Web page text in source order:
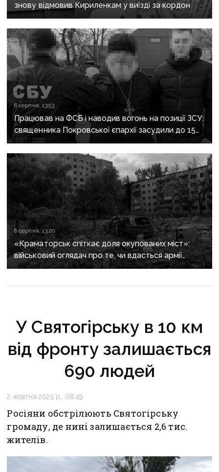
знову відмовив Кириленкам у виїзді за кордон
6 серпня, 13:53
Працював на ФСБ і наводив вогонь на позиції ЗСУ:
священника Покровської єпархії засудили до 15
років
6 серпня, 13:20
«Краматорськ спіткає доля окупованих міст»:
військовий оглядач про те, чи вдасться армії
рф захопити останню агломерацію Донеччини до
У Святогірську в 10 км
від фронту залишається
690 людей
2 жовтня 2025 р., 08:49
Росіяни обстрілюють Святогірську
громаду, де нині залишається 2,6 тис.
жителів.